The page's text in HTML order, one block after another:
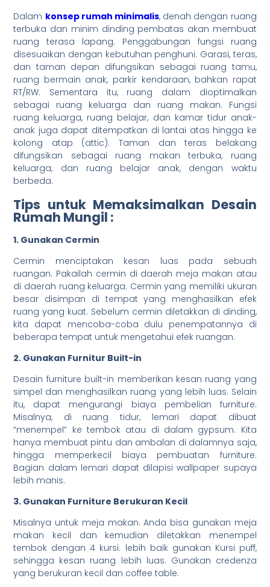
Dalam konsep rumah minimalis, denah dengan ruang
terbuka dan minim dinding pembatas akan membuat
ruang terasa lapang. Penggabungan fungsi ruang
disesuaikan dengan kebutuhan penghuni. Garasi, teras,
dan taman depan difungsikan sebagai ruang tamu,
ruang bermain anak, parkir kendaraan, bahkan rapat
RT/RW. Sementara itu, ruang dalam dioptimalkan
sebagai ruang keluarga dan ruang makan. Fungsi
ruang keluarga, ruang belajar, dan kamar tidur anak-
anak juga dapat ditempatkan di lantai atas hingga ke
kolong atap (attic). Taman dan teras belakang
difungsikan sebagai ruang makan terbuka, ruang
keluarga, dan ruang belajar anak, dengan waktu
berbeda.
Tips untuk Memaksimalkan Desain
Rumah Mungil :
1. Gunakan Cermin
Cermin menciptakan kesan luas pada sebuah
ruangan. Pakailah cermin di daerah meja makan atau
di daerah ruang keluarga. Cermin yang memiliki ukuran
besar disimpan di tempat yang menghasilkan efek
ruang yang kuat. Sebelum cermin diletakkan di dinding,
kita dapat mencoba-coba dulu penempatannya di
beberapa tempat untuk mengetahui efek ruangan.
2. Gunakan Furnitur Built-in
Desain furniture built-in memberikan kesan ruang yang
simpel dan menghasilkan ruang yang lebih luas. Selain
itu, dapat mengurangi biaya pembelian furniture.
Misalnya, di ruang tidur, lemari dapat dibuat
“menempel” ke tembok atau di dalam gypsum. Kita
hanya membuat pintu dan ambalan di dalamnya saja,
hingga memperkecil biaya pembuatan furniture.
Bagian dalam lemari dapat dilapisi wallpaper supaya
lebih manis.
3. Gunakan Furniture Berukuran Kecil
Misalnya untuk meja makan. Anda bisa gunakan meja
makan kecil dan kemudian diletakkan menempel
tembok dengan 4 kursi. lebih baik gunakan Kursi puff,
sehingga kesan ruang lebih luas. Gunakan credenza
yang berukuran kecil dan coffee table.